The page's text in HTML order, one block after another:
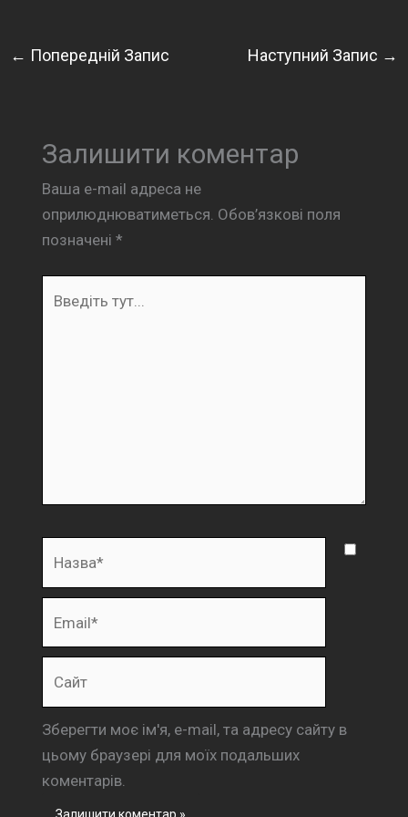
← Попередній Запис Наступний Запис →
Залишити коментар
Ваша e-mail адреса не
оприлюднюватиметься. Обов’язкові поля
позначені *
Зберегти моє ім'я, e-mail, та адресу сайту в
цьому браузері для моїх подальших
коментарів.